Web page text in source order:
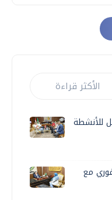
الأكثر قراءة
للأنشطة
مع